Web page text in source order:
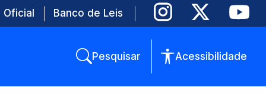
Banco de Leis
Pesquisar Acessibilidade